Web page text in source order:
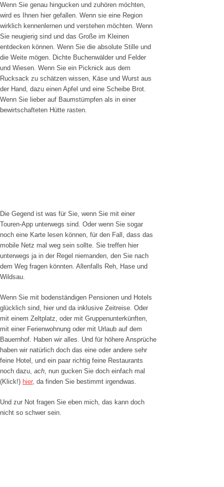
Wenn Sie genau hingucken und zuhören möchten,
wird es Ihnen hier gefallen. Wenn sie eine Region
wirklich kennenlernen und verstehen möchten. Wenn
Sie neugierig sind und das Große im Kleinen
entdecken können. Wenn Sie die absolute Stille und
die Weite mögen. Dichte Buchenwälder und Felder
und Wiesen. Wenn Sie ein Picknick aus dem
Rucksack zu schätzen wissen, Käse und Wurst aus
der Hand, dazu einen Apfel und eine Scheibe Brot.
Wenn Sie lieber auf Baumstümpfen als in einer
bewirtschafteten Hütte rasten.
Die Gegend ist was für Sie, wenn Sie mit einer
Touren-App unterwegs sind. Oder wenn Sie sogar
noch eine Karte lesen können, für den Fall, dass das
mobile Netz mal weg sein sollte. Sie treffen hier
unterwegs ja in der Regel niemanden, den Sie nach
dem Weg fragen könnten. Allenfalls Reh, Hase und
Wildsau.
Wenn Sie mit bodenständigen Pensionen und Hotels
glücklich sind, hier und da inklusive Zeitreise. Oder
mit einem Zeltplatz, oder mit Gruppenunterkünften,
mit einer Ferienwohnung oder mit Urlaub auf dem
Bauernhof. Haben wir alles. Und für höhere Ansprüche
haben wir natürlich doch das eine oder andere sehr
feine Hotel, und ein paar richtig feine Restaurants
noch dazu, ach, nun gucken Sie doch einfach mal
(Klick!) hier, da finden Sie bestimmt irgendwas.
Und zur Not fragen Sie eben mich, das kann doch
nicht so schwer sein.